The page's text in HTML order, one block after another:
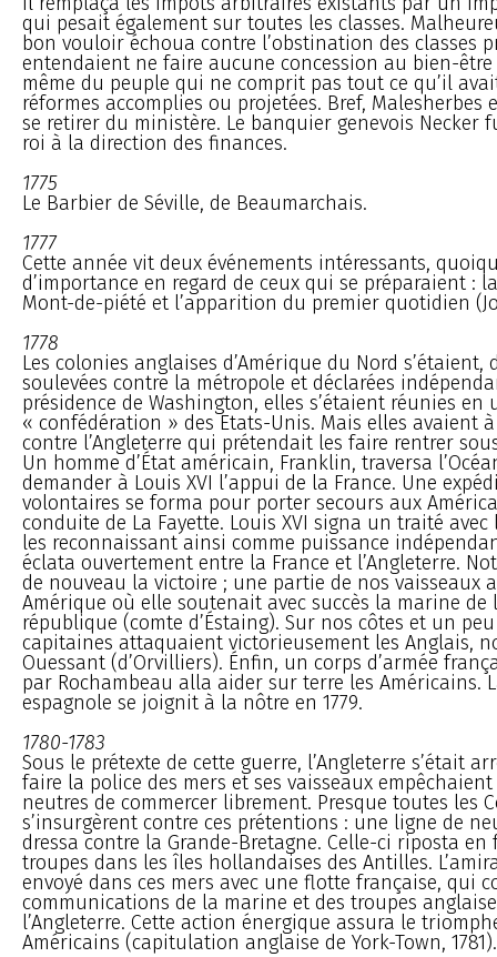
qui pesait également sur toutes les classes.
bon vouloir échoua contre l’obstination des classes
entendaient ne faire aucune concession au bien-être
même du peuple qui ne comprit pas tout ce qu’il
réformes accomplies ou projetées. Bref, Malesherbes
se retirer du ministère. Le banquier genevois Necker
roi à la direction des finances.
1775
Le Barbier de Séville, de Beaumarchais.
1777
Cette année vit deux événements intéressants,
d’importance en regard de ceux qui se préparaient :
Mont-de-piété et l’apparition du premier quotidien
1778
Les colonies anglaises d’Amérique du Nord s’étaient,
soulevées contre la métropole et déclarées
présidence de Washington, elles s’étaient réunies en
« confédération » des Etats-Unis. Mais elles avaient
contre l’Angleterre qui prétendait les faire rentrer
Un homme d’État américain, Franklin, traversa
demander à Louis XVI l’appui de la France. Une
volontaires se forma pour porter secours aux
conduite de La Fayette. Louis XVI signa un traité avec
les reconnaissant ainsi comme puissance
éclata ouvertement entre la France et l’Angleterre.
de nouveau la victoire ; une partie de nos vaisseaux
Amérique où elle soutenait avec succès la marine de
république (comte d’Éstaing). Sur nos côtes et un
capitaines attaquaient victorieusement les Anglais,
Ouessant (d’Orvilliers). Énfin, un corps d’armée
par Rochambeau alla aider sur terre les Américains.
espagnole se joignit à la nôtre en 1779.
1780-1783
Sous le prétexte de cette guerre, l’Angleterre s’était
faire la police des mers et ses vaisseaux
neutres de commercer librement. Presque toutes les
s’insurgèrent contre ces prétentions : une ligne de
dressa contre la Grande-Bretagne. Celle-ci riposta
troupes dans les îles hollandaises des Antilles.
envoyé dans ces mers avec une flotte française, qui
communications de la marine et des troupes
l’Angleterre. Cette action énergique assura le
Américains (capitulation anglaise de York-Town, 1781).